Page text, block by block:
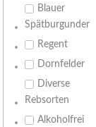
Blauer
Spätburgunder
Regent
Dornfelder
Diverse
Rebsorten
Alkoholfrei